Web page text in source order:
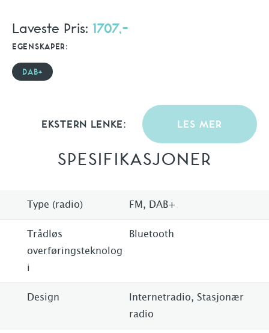
Laveste Pris: 1707,-
EGENSKAPER:
DAB+
EKSTERN LENKE: LES MER
SPESIFIKASJONER
Type (radio) FM, DAB+
Trådløs
overføringsteknolog
i
Bluetooth
Design
Internetradio, Stasjonær
radio